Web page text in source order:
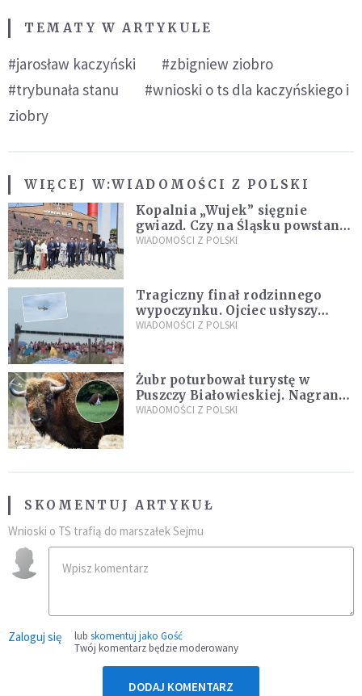
TEMATY W ARTYKULE
#jarosław kaczyński
#zbigniew ziobro
#trybunała stanu
#wnioski o ts dla kaczyńskiego i
ziobry
WIĘCEJ W:WIADOMOŚCI Z POLSKI
Kopalnia „Wujek” sięgnie
gwiazd. Czy na Śląsku powstanie
„Dolina Krzemowa”?
WIADOMOŚCI Z POLSKI
Tragiczny finał rodzinnego
wypoczynku. Ojciec usłyszy
zarzuty
WIADOMOŚCI Z POLSKI
Żubr poturbował turystę w
Puszczy Białowieskiej. Nagranie
daje do myślenia
WIADOMOŚCI Z POLSKI
SKOMENTUJ ARTYKUŁ
Wnioski o TS trafią do marszałek Sejmu
Zaloguj się lub skomentuj jako Gość
Twój komentarz będzie moderowany
DODAJ KOMENTARZ